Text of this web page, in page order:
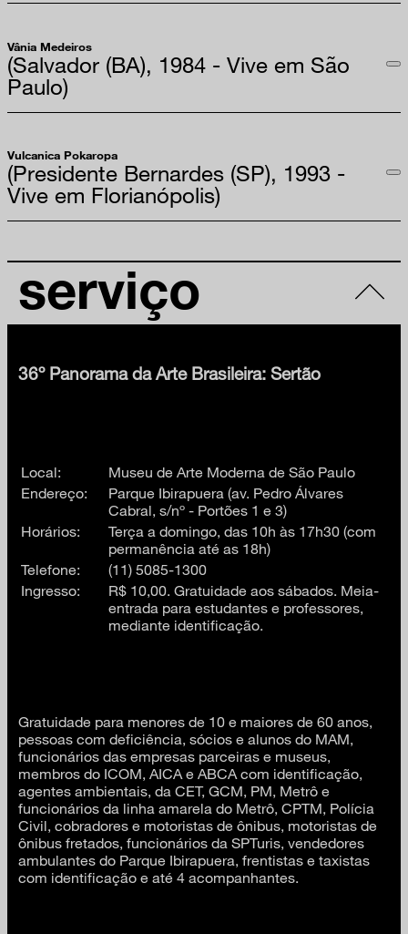
Vânia Medeiros
(Salvador (BA), 1984 - Vive em São
Paulo)
Vulcanica Pokaropa
(Presidente Bernardes (SP), 1993 -
Vive em Florianópolis)
serviço
36º Panorama da Arte Brasileira: Sertão
Local:
Museu de Arte Moderna de São Paulo
Endereço:
Parque Ibirapuera (av. Pedro Álvares
Cabral, s/nº - Portões 1 e 3)
Horários:
Terça a domingo, das 10h às 17h30 (com
permanência até as 18h)
Telefone:
(11) 5085-1300
Ingresso:
R$ 10,00. Gratuidade aos sábados. Meia-
entrada para estudantes e professores,
mediante identificação.
Gratuidade para menores de 10 e maiores de 60 anos,
pessoas com deficiência, sócios e alunos do MAM,
funcionários das empresas parceiras e museus,
membros do ICOM, AICA e ABCA com identificação,
agentes ambientais, da CET, GCM, PM, Metrô e
funcionários da linha amarela do Metrô, CPTM, Polícia
Civil, cobradores e motoristas de ônibus, motoristas de
ônibus fretados, funcionários da SPTuris, vendedores
ambulantes do Parque Ibirapuera, frentistas e taxistas
com identificação e até 4 acompanhantes.